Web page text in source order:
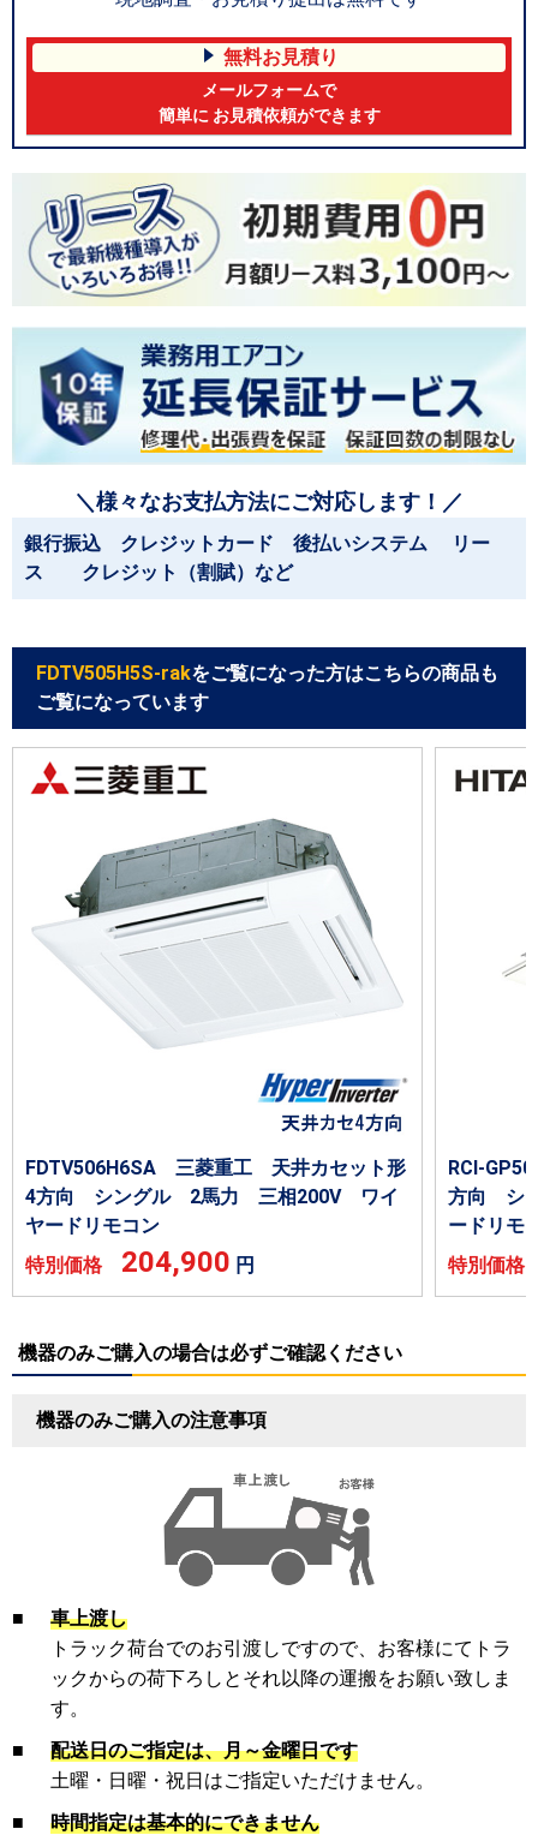
無料お見積り
メールフォームで
簡単に お見積依頼ができます
＼様々なお支払方法にご対応します！／
銀行振込 クレジットカード 後払いシステム リー
ス クレジット（割賦）など
FDTV505H5S-rakをご覧になった方はこちらの商品も
ご覧になっています
FDTV506H6SA 三菱重工 天井カセット形
4方向 シングル 2馬力 三相200V ワイ
ヤードリモコン
特別価格 204,900 円
RCI-
方向 シ
ードリモ
特別価
機器のみご購入の場合は必ずご確認ください
機器のみご購入の注意事項
■
車上渡し
トラック荷台でのお引渡しですので、お客様にてトラ
ックからの荷下ろしとそれ以降の運搬をお願い致しま
す。
■
配送日のご指定は、月～金曜日です
土曜・日曜・祝日はご指定いただけません。
■
時間指定は基本的にできません